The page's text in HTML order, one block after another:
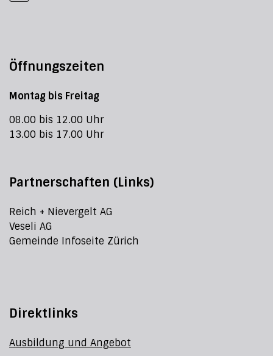
Öffnungszeiten
Montag bis Freitag
08.00 bis 12.00 Uhr
13.00 bis 17.00 Uhr
Partnerschaften (Links)
Reich + Nievergelt AG
Veseli AG
Gemeinde Infoseite Zürich
Direktlinks
Ausbildung und Angebot